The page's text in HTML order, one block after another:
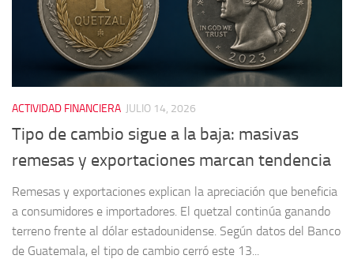
ACTIVIDAD FINANCIERA JULIO 14, 2026
Tipo de cambio sigue a la baja: masivas
remesas y exportaciones marcan tendencia
Remesas y exportaciones explican la apreciación que beneficia
a consumidores e importadores. El quetzal continúa ganando
terreno frente al dólar estadounidense. Según datos del Banco
de Guatemala, el tipo de cambio cerró este 13...